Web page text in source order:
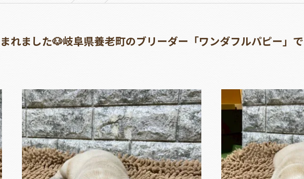
れました🐶岐阜県養老町のブリーダー「ワンダフルパピー」で